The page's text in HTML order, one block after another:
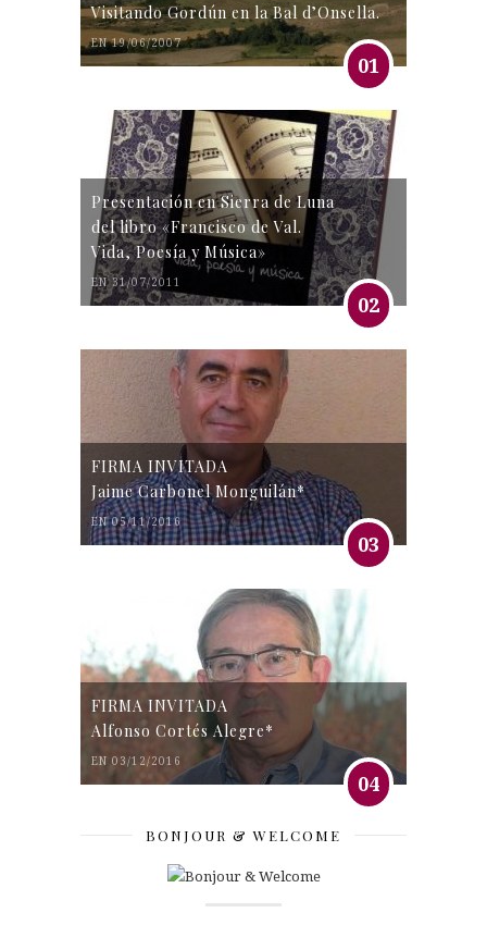
Visitando Gordún en la Bal d’Onsella.
EN 19/06/2007
01
Presentación en Sierra de Luna
del libro «Francisco de Val.
Vida, Poesía y Música»
EN 31/07/2011
02
FIRMA INVITADA
Jaime Carbonel Monguilán*
EN 05/11/2016
03
FIRMA INVITADA
Alfonso Cortés Alegre*
EN 03/12/2016
04
BONJOUR & WELCOME